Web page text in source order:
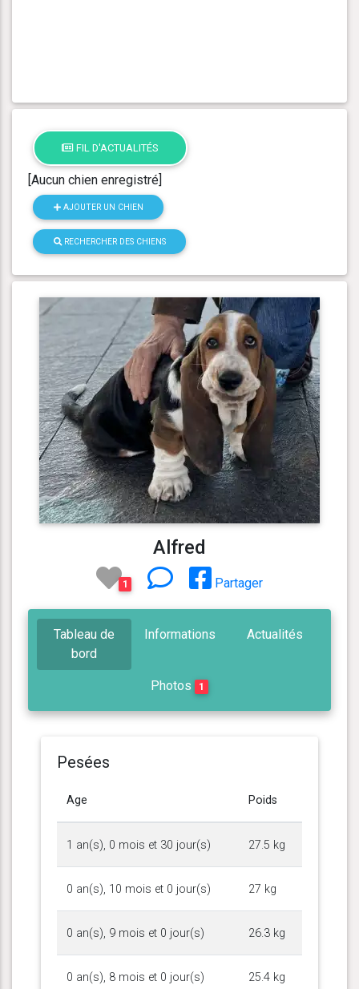
FIL D'ACTUALITÉS
[Aucun chien enregistré]
AJOUTER UN CHIEN
RECHERCHER DES CHIENS
Alfred
1 Partager
Tableau de
bord
Informations Actualités
Photos 1
Pesées
Age Poids
1 an(s), 0 mois et 30 jour(s) 27.5 kg
0 an(s), 10 mois et 0 jour(s) 27 kg
0 an(s), 9 mois et 0 jour(s) 26.3 kg
0 an(s), 8 mois et 0 jour(s) 25.4 kg